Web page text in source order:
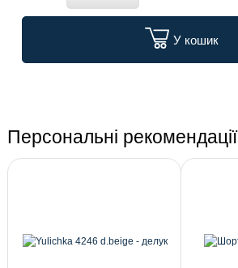
У кошик
Персональні рекомендації